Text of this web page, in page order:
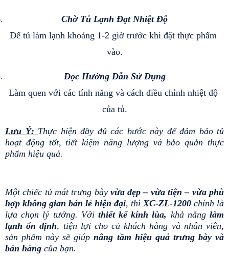
Chờ Tủ Lạnh Đạt Nhiệt Độ
Để tủ làm lạnh khoảng 1-2 giờ trước khi đặt thực phẩm
vào.
Đọc Hướng Dẫn Sử Dụng
Làm quen với các tính năng và cách điều chỉnh nhiệt độ
của tủ.
Lưu Ý: Thực hiện đầy đủ các bước này để đảm bảo tủ
hoạt động tốt, tiết kiệm năng lượng và bảo quản thực
phẩm hiệu quả.
Một chiếc tủ mát trưng bày vừa đẹp – vừa tiện – vừa phù
hợp không gian bán lẻ hiện đại, thì XC-ZL-1200 chính là
lựa chọn lý tưởng. Với thiết kế kính lùa, khả năng làm
lạnh ổn định, tiện lợi cho cả khách hàng và nhân viên,
sản phẩm này sẽ giúp nâng tầm hiệu quả trưng bày và
bán hàng của bạn.